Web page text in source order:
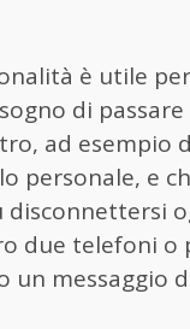
è utile
di
ad esempio
personale, e
disconnettersi
due telefoni o
un messaggio